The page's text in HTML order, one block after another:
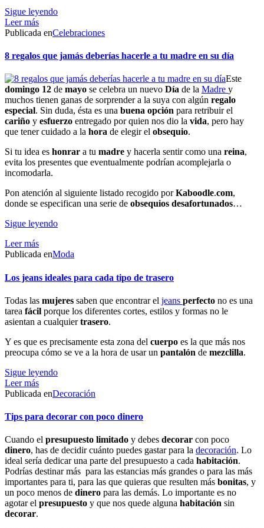
Sigue leyendo
Leer más
Publicada enCelebraciones
8 regalos que jamás deberías hacerle a tu madre en su día
Este
domingo 12 de mayo se celebra un nuevo Día de la Madre y
muchos tienen ganas de sorprender a la suya con algún regalo
especial. Sin duda, ésta es una buena opción para retribuir el
cariño y esfuerzo entregado por quien nos dio la vida, pero hay
que tener cuidado a la hora de elegir el obsequio.
Si tu idea es honrar a tu madre y hacerla sentir como una reina,
evita los presentes que eventualmente podrían acomplejarla o
incomodarla.
Pon atención al siguiente listado recogido porKaboodle.com,
donde se especifican una serie de obsequios desafortunados…
Sigue leyendo
Leer más
Publicada enModa
Los jeans ideales para cada tipo de trasero
Todas las mujeres saben que encontrar el jeans perfecto no es una
tarea fácil porque los diferentes cortes, estilos y formas no le
asientan a cualquiertrasero.
Y es que es precisamente esta zona del cuerpo es la que más nos
preocupa cómo se ve a la hora de usar un pantalón de mezclilla.
Sigue leyendo
Leer más
Publicada enDecoración
Tips para decorar con poco dinero
Cuando el presupuesto limitado y debes decorar con poco
dinero, has de decidir cuánto puedes gastar para la decoración. Lo
ideal sería dedicar una parte del presupuesto a cada habitación.
Podrías destinar más para las estancias más grandes o para las más
importantes para ti, para las que quieras que resulten más bonitas, y
un poco menos de dinero para las demás. Lo importante es no
agotar el presupuesto y que nos quede alguna habitación sin
decorar.